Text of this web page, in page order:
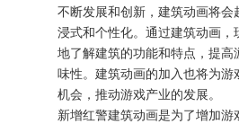
不断发展和创新，建筑动画将会
浸式和个性化。通过建筑动画，
地了解建筑的功能和特点，提高
味性。建筑动画的加入也将为游
机会，推动游戏产业的发展。
新增红警建筑动画是为了增加游